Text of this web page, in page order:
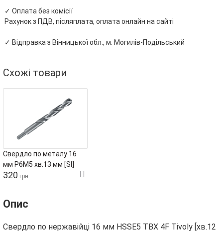
✓ Оплата без комісії
Рахунок з ПДВ, післяплата, оплата онлайн на сайті
✓ Відправка з Вінницької обл., м. Могилів-Подільський
Схожі товари
Свердло по металу 16
мм Р6М5 хв.13 мм [SI]
320 грн
Опис
Свердло по нержавійці 16 мм HSSE5 TBX 4F Tivoly [хв.12